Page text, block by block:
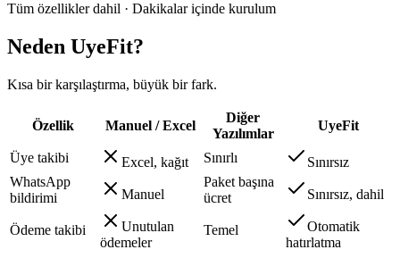
Tüm özellikler dahil · Dakikalar içinde kurulum
Neden UyeFit?
Kısa bir karşılaştırma, büyük bir fark.
Özellik Manuel / Excel
Diğer
Yazılımlar
UyeFit
Üye takibi Excel, kağıt Sınırlı
Sınırsız
WhatsApp
bildirimi
Manuel
Paket başına
ücret
Sınırsız, dahil
Ödeme takibi
Unutulan
ödemeler
Temel
Otomatik
hatırlatma